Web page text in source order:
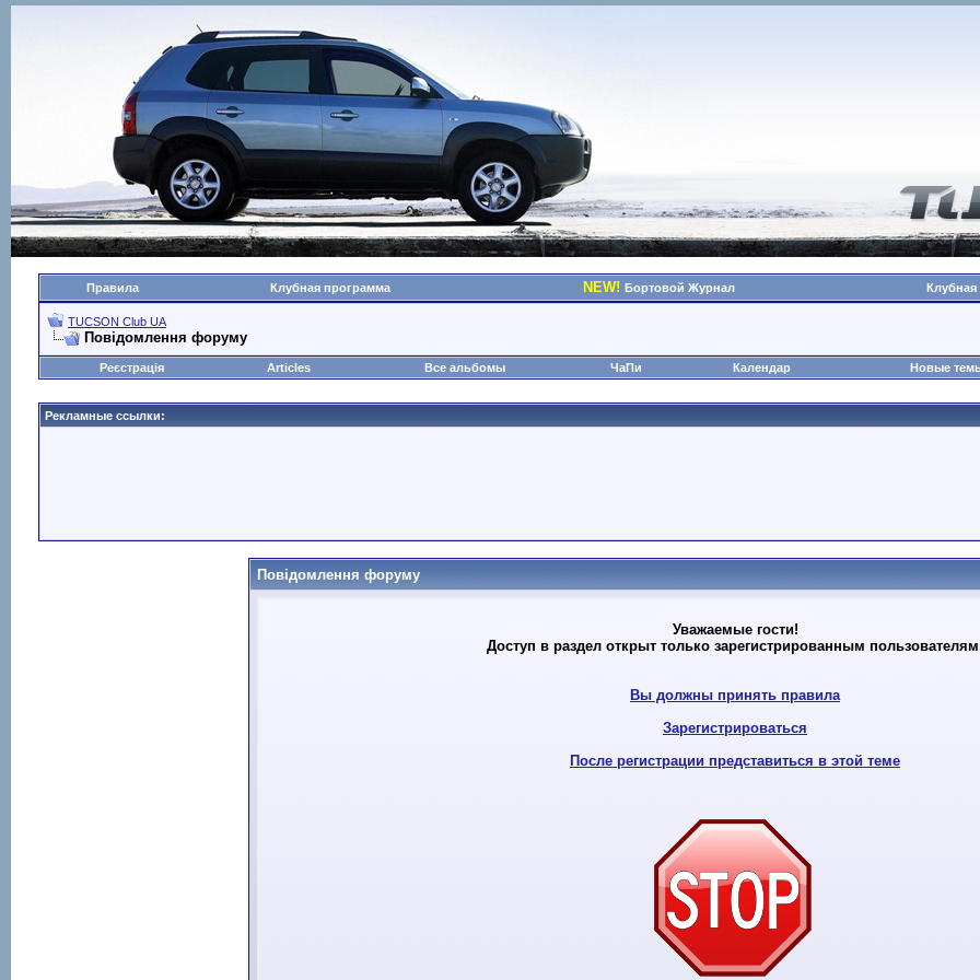
Правила Клубная программа NEW! Бортовой Журнал
TUCSON Club UA
Повідомлення форуму
Реєстрація Articles Все альбомы ЧаПи Календар Новые
Рекламные ссылки:
Повідомлення форуму
Уважаемые гости!
Доступ в раздел открыт только зарегистрированным
Вы должны принять правила
Зарегистрироваться
После регистрации представиться в этой теме